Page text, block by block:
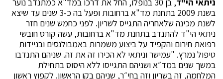
בשנת 2009 בתחנת מד"א ברחובות ופעל בה כ-3 שנים עד שיצא
לשנת מכינה שלאחריה התגייס לשריון. לפני כחמש שנים חזר
ניתאי הי"ד להתנדב בתחנת מד"א ברחובות, עשה קורס חובשי
רפואת חירום והקפיד על ביצוע משמרות באמבולנסים ובניידות
טיפול נמרץ. "עמישר וניתאי לא הכירו זה את זה. שניהם התנדבו
במשך שנים במד״א ושניהם התגייסו ללא היסוס בתחילת
המלחמה, זה בשריון וזה בחי״ר, שניהם בקו הראשון. לקפוץ ראשון